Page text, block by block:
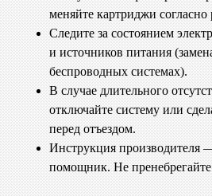
меняйте картриджи
Следите за состоянием
и источников питания
беспроводных системах).
В случае длительного
отключайте систему или
перед отъездом.
Инструкция
помощник. Не пренебрегайте